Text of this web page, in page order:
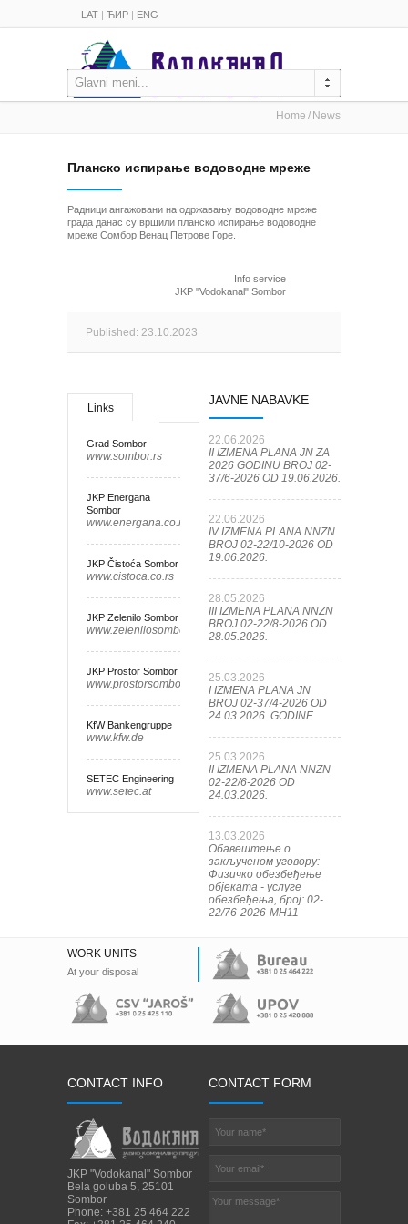
LAT | ЋИР | ENG
Glavni meni...
Home News
Планско испирање водоводне мреже
Радници ангажовани на одржавању водоводне мреже
града данас су вршили планско испирање водоводне
мреже Сомбор Венац Петрове Горе.
Info service
JKP "Vodokanal" Sombor
Published: 23.10.2023
Links
Grad Sombor
www.sombor.rs
JKP Energana
Sombor
www.energana.co.rs
JKP Čistoća Sombor
www.cistoca.co.rs
JKP Zelenilo Sombor
www.zelenilosombor.co.rs
JKP Prostor Sombor
www.prostorsombor.rs
KfW Bankengruppe
www.kfw.de
SETEC Engineering
www.setec.at
JAVNE NABAVKE
22.06.2026
II IZMENA PLANA JN ZA
2026 GODINU BROJ 02-
37/6-2026 OD 19.06.2026.
22.06.2026
IV IZMENA PLANA NNZN
BROJ 02-22/10-2026 OD
19.06.2026.
28.05.2026
III IZMENA PLANA NNZN
BROJ 02-22/8-2026 OD
28.05.2026.
25.03.2026
I IZMENA PLANA JN
BROJ 02-37/4-2026 OD
24.03.2026. GODINE
25.03.2026
II IZMENA PLANA NNZN
02-22/6-2026 OD
24.03.2026.
13.03.2026
Обавештење о
закљученом уговору:
Физичко обезбеђење
објеката - услуге
обезбеђења, број: 02-
22/76-2026-МН11
WORK UNITS
At your disposal
CONTACT INFO
JKP "Vodokanal" Sombor
Bela goluba 5, 25101
Sombor
Phone: +381 25 464 222
CONTACT FORM